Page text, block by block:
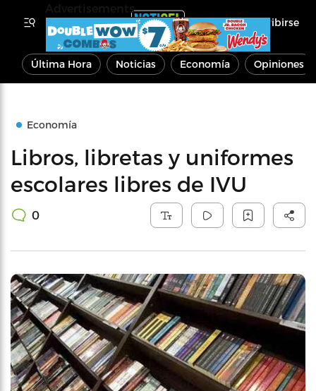
Inscribirse
Última Hora Noticias Economía Opiniones
Economía
Libros, libretas y uniformes
escolares libres de IVU
0
Advertisements